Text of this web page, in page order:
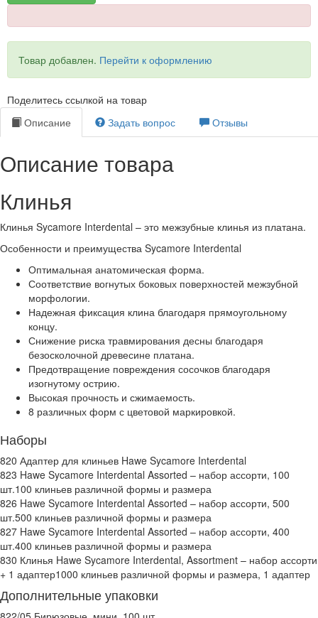
Товар добавлен. Перейти к оформлению
Поделитесь ссылкой на товар
Описание
Задать вопрос Отзывы
Описание товара
Клинья
Клинья Sycamore Interdental – это межзубные клинья из платана.
Особенности и преимущества Sycamore Interdental
Оптимальная анатомическая форма.
Соответствие вогнутых боковых поверхностей межзубной
морфологии.
Надежная фиксация клина благодаря прямоугольному
концу.
Снижение риска травмирования десны благодаря
безосколочной древесине платана.
Предотвращение повреждения сосочков благодаря
изогнутому острию.
Высокая прочность и сжимаемость.
8 различных форм с цветовой маркировкой.
Наборы
820 Адаптер для клиньев Hawe Sycamore Interdental
823 Hawe Sycamore Interdental Assorted – набор ассорти, 100
шт.100 клиньев различной формы и размера
826 Hawe Sycamore Interdental Assorted – набор ассорти, 500
шт.500 клиньев различной формы и размера
827 Hawe Sycamore Interdental Assorted – набор ассорти, 400
шт.400 клиньев различной формы и размера
830 Клинья Hawe Sycamore Interdental, Assortment – набор ассорти
+ 1 адаптер1000 клиньев различной формы и размера, 1 адаптер
Дополнительные упаковки